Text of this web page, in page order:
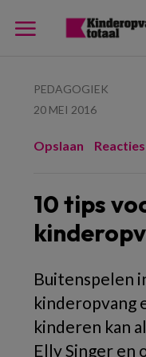
PEDAGOGIEK
20 MEI 2016
Opslaan Reacties
10 tips
Buitenspelen
kinderopvang
kinderen kan
Elly Singer en